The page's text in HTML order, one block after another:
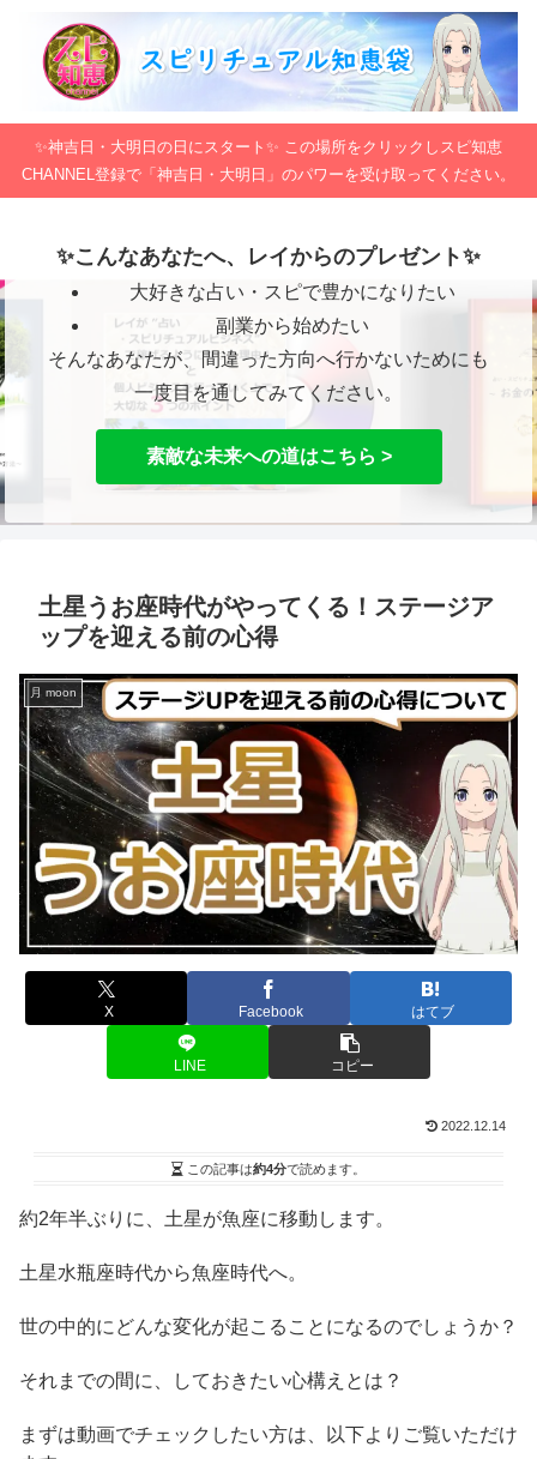
✨神吉日・大明日の日にスタート✨ この場所をクリックしスピ知恵
CHANNEL登録で「神吉日・大明日」のパワーを受け取ってください。
✨こんなあなたへ、レイからのプレゼント✨
大好きな占い・スピで豊かになりたい
副業から始めたい
そんなあなたが、間違った方向へ行かないためにも
一度目を通してみてください。
素敵な未来への道はこちら >
土星うお座時代がやってくる！ステージア
ップを迎える前の心得
月 moon
X Facebook はてブ
LINE コピー
2022.12.14
この記事は約4分で読めます。
約2年半ぶりに、土星が魚座に移動します。
土星水瓶座時代から魚座時代へ。
世の中的にどんな変化が起こることになるのでしょうか？
それまでの間に、しておきたい心構えとは？
まずは動画でチェックしたい方は、以下よりご覧いただけ